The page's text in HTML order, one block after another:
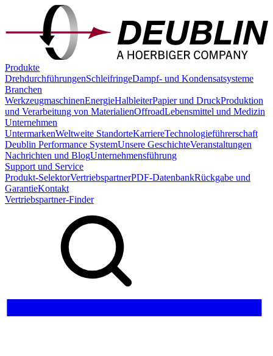
Produkte
DrehdurchführungenSchleifringeDampf- und Kondensatsysteme
Branchen
WerkzeugmaschinenEnergieHalbleiterPapier und DruckProduktion
und Verarbeitung von MaterialienOffroadLebensmittel und Medizin
Unternehmen
UntermarkenWeltweite StandorteKarriereTechnologieführerschaft
Deublin Performance SystemUnsere GeschichteVeranstaltungen
Nachrichten und BlogUnternehmensführung
Support und Service
Produkt-SelektorVertriebspartnerPDF-DatenbankRückgabe und
GarantieKontakt
Vertriebspartner-Finder